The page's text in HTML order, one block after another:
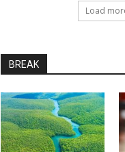
Load
BREAK